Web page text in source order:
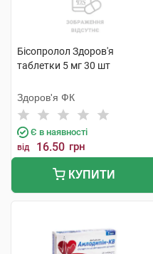
Бісопролол Здоров'я
таблетки 5 мг 30 шт
Здоров'я ФК
Є в наявності
від 16.50 грн
КУПИТИ